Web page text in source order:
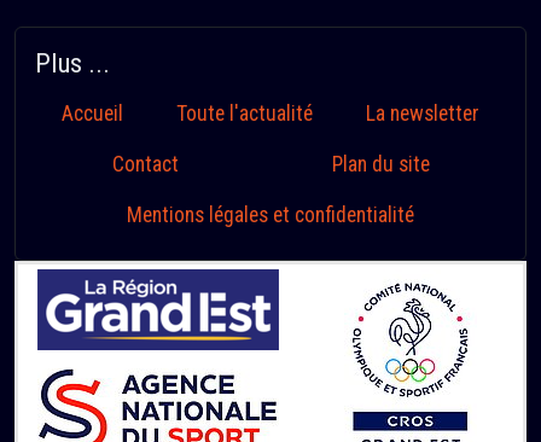
Plus ...
Accueil Toute l'actualité La newsletter
Contact Plan du site
Mentions légales et confidentialité